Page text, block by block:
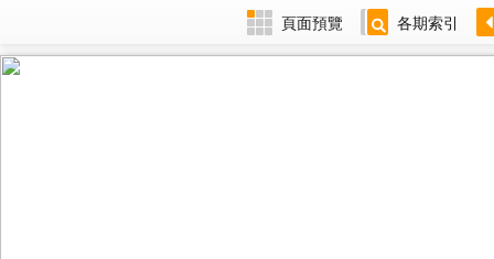
頁面預覽 各期索引